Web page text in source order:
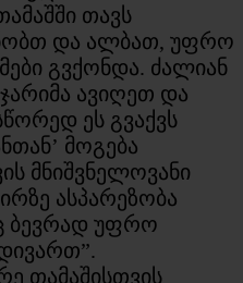
თავს
და ალბათ, უფრო
გვქონდა. ძალიან
ავიღეთ და
ეს გვაქვს
მოგება
მნიშვნელოვანი
ასპარეზობა
ბევრად უფრო
თამაშისთვის